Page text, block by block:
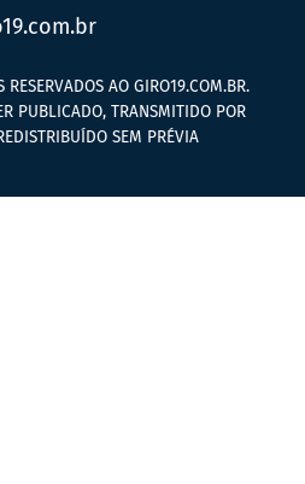
AO GIRO19.COM.BR.
PUBLICADO, TRANSMITIDO POR
SEM PRÉVIA